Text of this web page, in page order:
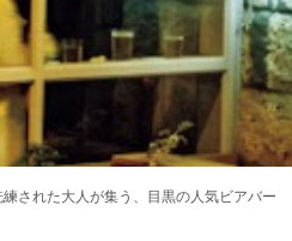
された大人が集う、目黒の人気ビアバー